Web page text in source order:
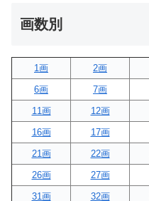
画数別
1画 2画
6画
7画
11画
12画
16画
17画
21画
22画
26画
27画
31画
32画